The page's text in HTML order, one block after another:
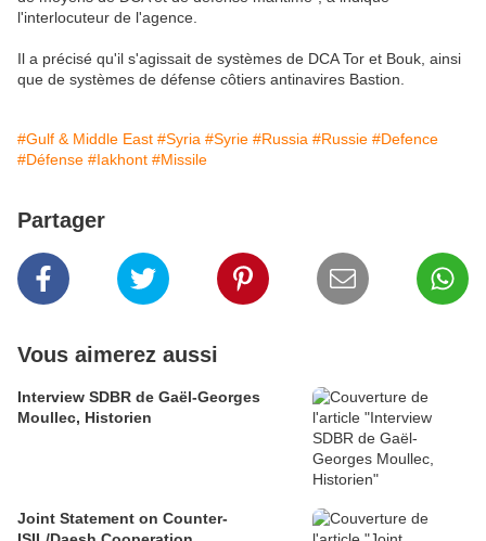
l'interlocuteur de l'agence.
Il a précisé qu'il s'agissait de systèmes de DCA Tor et Bouk, ainsi
que de systèmes de défense côtiers antinavires Bastion.
#Gulf & Middle East #Syria #Syrie #Russia #Russie #Defence
#Défense #Iakhont #Missile
Partager
Vous aimerez aussi
Interview SDBR de Gaël-Georges
Moullec, Historien
Joint Statement on Counter-